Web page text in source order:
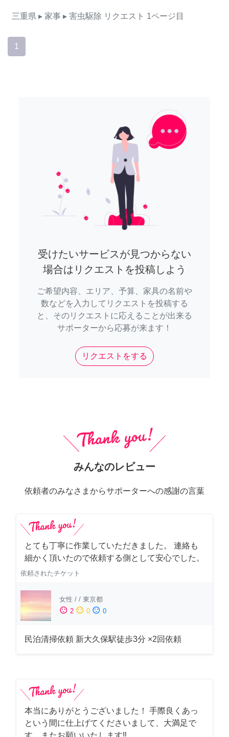
三重県 ▸ 家事 ▸ 害虫駆除 リクエスト 1ページ目
1
受けたいサービスが見つからない
場合はリクエストを投稿しよう
ご希望内容、エリア、予算、家具の名前や
数などを入力してリクエストを投稿する
と、そのリクエストに応えることが出来る
サポーターから応募が来ます！
リクエストをする
みんなのレビュー
依頼者のみなさまからサポーターへの感謝の言葉
とても丁寧に作業していただきました。 連絡も
細かく頂いたので依頼する側として安心でした。
依頼されたチケット
女性 / / 東京都
sentiment_satisfied 2 sentiment_neutral 0 sentiment_dissatisfied 0
民泊清掃依頼 新大久保駅徒歩3分 ×2回依頼
本当にありがとうございました！ 手際良くあっ
という間に仕上げてくださいまして、大満足で